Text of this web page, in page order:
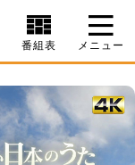
番組表 メニュー